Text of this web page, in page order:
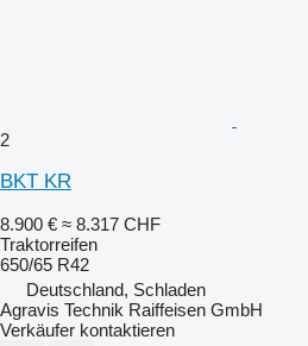
2
BKT KR
8.900 € ≈ 8.317 CHF
Traktorreifen
650/65 R42
Deutschland, Schladen
Agravis Technik Raiffeisen GmbH
Verkäufer kontaktieren